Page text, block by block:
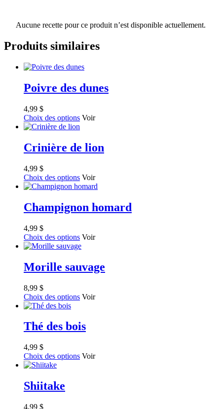
Aucune recette pour ce produit n’est disponible actuellement.
Produits similaires
Poivre des dunes
4,99 $
Choix des options Voir
Crinière de lion
4,99 $
Choix des options Voir
Champignon homard
4,99 $
Choix des options Voir
Morille sauvage
8,99 $
Choix des options Voir
Thé des bois
4,99 $
Choix des options Voir
Shiitake
4,99 $